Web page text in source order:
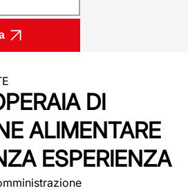
DI
ALIMENTARE
ESPERIENZA